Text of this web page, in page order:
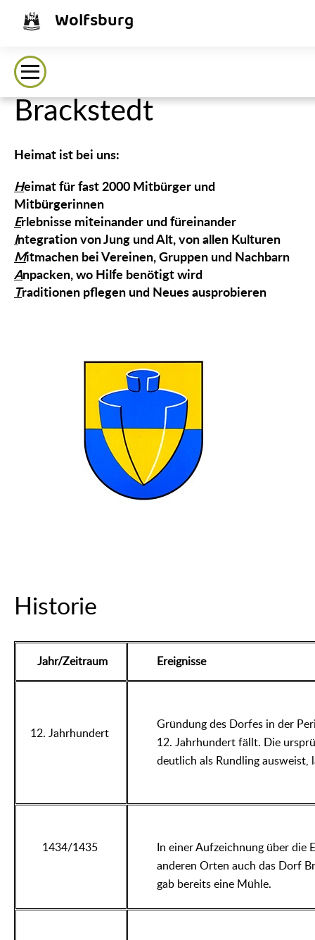
Wolfsburg
Brackstedt
Heimat ist bei uns:
Heimat für fast 2000 Mitbürger und
Mitbürgerinnen
Erlebnisse miteinander und füreinander
Integration von Jung und Alt, von allen Kulturen
Mitmachen bei Vereinen, Gruppen und Nachbarn
Anpacken, wo Hilfe benötigt wird
Traditionen pflegen und Neues ausprobieren
Historie
Jahr/Zeitraum Ereignisse
12. Jahrhundert
Gründung des Dorfes in der
12. Jahrhundert fällt. Die
deutlich als Rundling ausweist,
1434/1435
In einer Aufzeichnung über
anderen Orten auch das Dorf
gab bereits eine Mühle.